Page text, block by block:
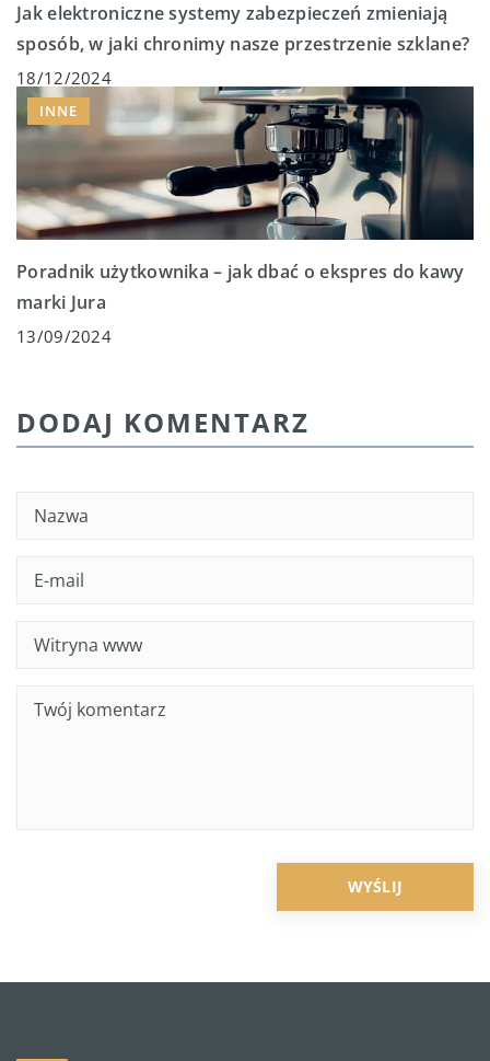
Jak elektroniczne systemy zabezpieczeń zmieniają
sposób, w jaki chronimy nasze przestrzenie szklane?
18/12/2024
INNE
Poradnik użytkownika – jak dbać o ekspres do kawy
marki Jura
13/09/2024
DODAJ KOMENTARZ